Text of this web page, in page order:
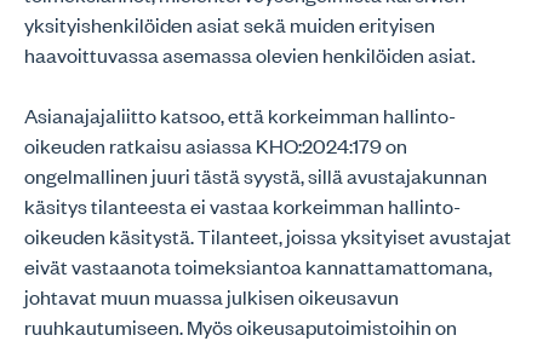
yksityishenkilöiden asiat sekä muiden erityisen
haavoittuvassa asemassa olevien henkilöiden asiat.
Asianajajaliitto katsoo, että korkeimman hallinto-
oikeuden ratkaisu asiassa KHO:2024:179 on
ongelmallinen juuri tästä syystä, sillä avustajakunnan
käsitys tilanteesta ei vastaa korkeimman hallinto-
oikeuden käsitystä. Tilanteet, joissa yksityiset avustajat
eivät vastaanota toimeksiantoa kannattamattomana,
johtavat muun muassa julkisen oikeusavun
ruuhkautumiseen. Myös oikeusaputoimistoihin on